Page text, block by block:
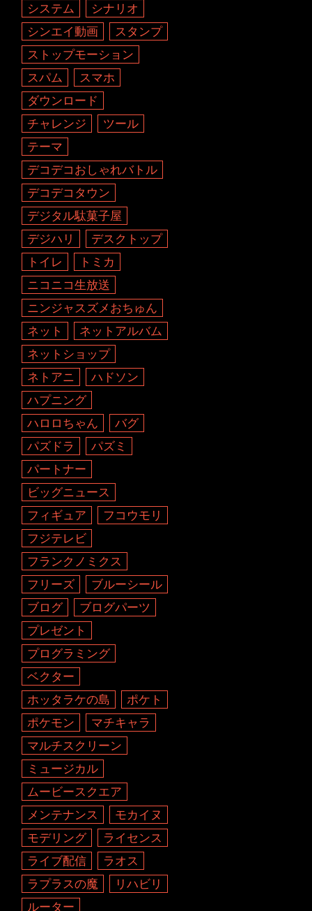
システム
シナリオ
シンエイ動画
スタンプ
ストップモーション
スパム
スマホ
ダウンロード
チャレンジ
ツール
テーマ
デコデコおしゃれバトル
デコデコタウン
デジタル駄菓子屋
デジハリ
デスクトップ
トイレ
トミカ
ニコニコ生放送
ニンジャスズメおちゅん
ネット
ネットアルバム
ネットショップ
ネトアニ
ハドソン
ハプニング
ハロロちゃん
バグ
パズドラ
パズミ
パートナー
ビッグニュース
フィギュア
フコウモリ
フジテレビ
フランクノミクス
フリーズ
ブルーシール
ブログ
ブログパーツ
プレゼント
プログラミング
ベクター
ホッタラケの島
ポケト
ポケモン
マチキャラ
マルチスクリーン
ミュージカル
ムービースクエア
メンテナンス
モカイヌ
モデリング
ライセンス
ライブ配信
ラオス
ラプラスの魔
リハビリ
ルーター